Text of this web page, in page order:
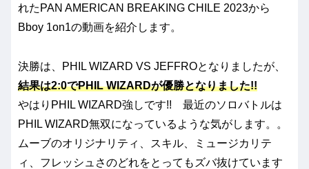
れたPAN AMERICAN BREAKING CHILE 2023から
Bboy 1on1の動画を紹介します。
決勝は、PHIL WIZARD VS JEFFROとなりましたが、
結果は2:0でPHIL WIZARDが優勝となりました!!
やはりPHIL WIZARD強しです!! 最近のソロバトルは
PHIL WIZARD無双になっているような気がします。。
ムーブのオリジナリティ、スキル、ミュージカリテ
ィ、フレッシュさのどれをとってもズバ抜けています